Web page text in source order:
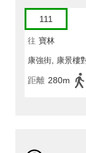
111
往 寶林
康強街, 康景樓
距離 280m